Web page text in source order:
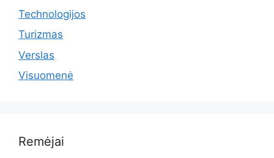
Technologijos
Turizmas
Verslas
Visuomenė
Remėjai